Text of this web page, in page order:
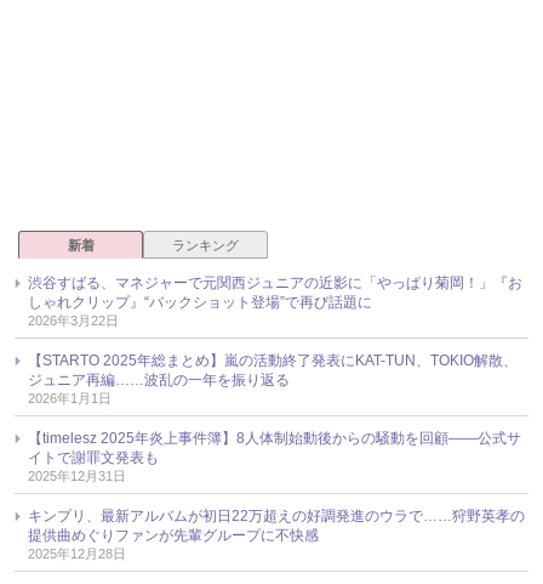
新着 ランキング
渋谷すばる、マネジャーで元関西ジュニアの近影に「やっぱり菊岡！」『お
しゃれクリップ』“バックショット登場”で再び話題に
2026年3月22日
【STARTO 2025年総まとめ】嵐の活動終了発表にKAT-TUN、TOKIO解散、
ジュニア再編……波乱の一年を振り返る
2026年1月1日
【timelesz 2025年炎上事件簿】8人体制始動後からの騒動を回顧――公式サ
イトで謝罪文発表も
2025年12月31日
キンプリ、最新アルバムが初日22万超えの好調発進のウラで……狩野英孝の
提供曲めぐりファンが先輩グループに不快感
2025年12月28日